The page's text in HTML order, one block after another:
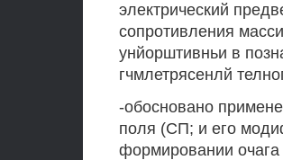
электрический
сопротивления
унйорштивньи в
гчмлетрясенлй
-обосновано
поля (СП; и его
формировании очага